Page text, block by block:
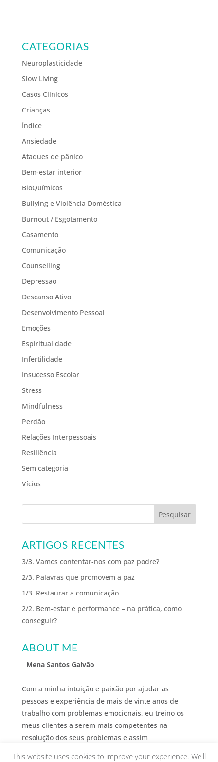
CATEGORIAS
Neuroplasticidade
Slow Living
Casos Clínicos
Crianças
Índice
Ansiedade
Ataques de pânico
Bem-estar interior
BioQuímicos
Bullying e Violência Doméstica
Burnout / Esgotamento
Casamento
Comunicação
Counselling
Depressão
Descanso Ativo
Desenvolvimento Pessoal
Emoções
Espiritualidade
Infertilidade
Insucesso Escolar
Stress
Mindfulness
Perdão
Relações Interpessoais
Resiliência
Sem categoria
Vícios
ARTIGOS RECENTES
3/3. Vamos contentar-nos com paz podre?
2/3. Palavras que promovem a paz
1/3. Restaurar a comunicação
2/2. Bem-estar e performance – na prática, como
conseguir?
ABOUT ME
Mena Santos Galvão
Com a minha intuição e paixão por ajudar as
pessoas e experiência de mais de vinte anos de
trabalho com problemas emocionais, eu treino os
meus clientes a serem mais competentes na
resolução dos seus problemas e assim
This website uses cookies to improve your experience. We'll